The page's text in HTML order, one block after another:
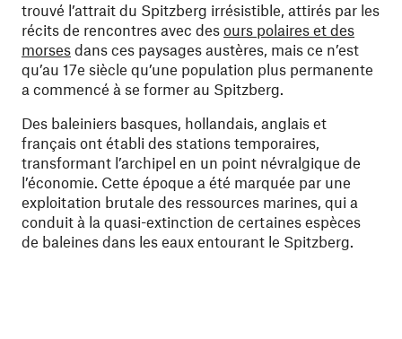
trouvé l’attrait du Spitzberg irrésistible, attirés par les
récits de rencontres avec des ours polaires et des
morses dans ces paysages austères, mais ce n’est
qu’au 17e siècle qu’une population plus permanente
a commencé à se former au Spitzberg.
Des baleiniers basques, hollandais, anglais et
français ont établi des stations temporaires,
transformant l’archipel en un point névralgique de
l’économie. Cette époque a été marquée par une
exploitation brutale des ressources marines, qui a
conduit à la quasi-extinction de certaines espèces
de baleines dans les eaux entourant le Spitzberg.